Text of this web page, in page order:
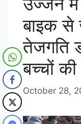
बाइक से
तेजगति
बच्चों की
October 28,